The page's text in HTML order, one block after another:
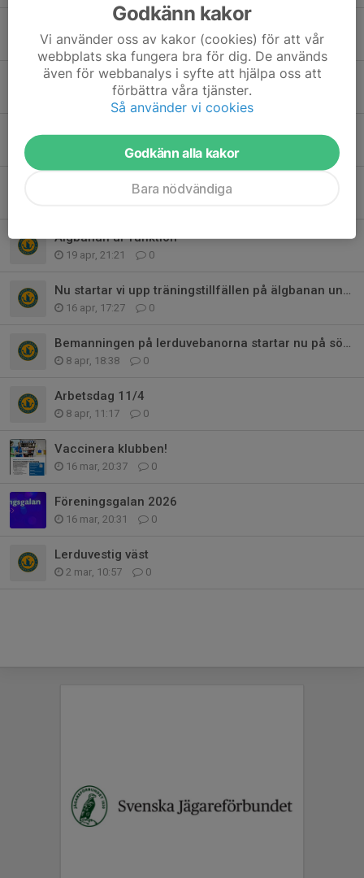
Rickard Andersson klubbmästare i Olympisk Skeet
25 maj, 10:37 0
Peter Uhlén klubbmästare i Nationell Skeet
25 maj, 10:35 0
Lerduvestig väst
0
Lån av parkering!
Älgbanan ur funktion
19 apr, 21:21 0
Nu startar vi upp träningstillfällen på älgbanan under våren
16 apr, 17:27 0
Bemanningen på lerduvebanorna startar nu på söndag 12/4
8 apr, 18:38 0
Arbetsdag 11/4
8 apr, 11:17 0
Vaccinera klubben!
16 mar, 20:37 0
Föreningsgalan 2026
16 mar, 20:31 0
Lerduvestig väst
2 mar, 10:57 0
Godkänn kakor
Vi använder oss av kakor (cookies) för att vår
webbplats ska fungera bra för dig. De används
även för webbanalys i syfte att hjälpa oss att
förbättra våra tjänster.
Så använder vi cookies
Godkänn alla kakor
Bara nödvändiga